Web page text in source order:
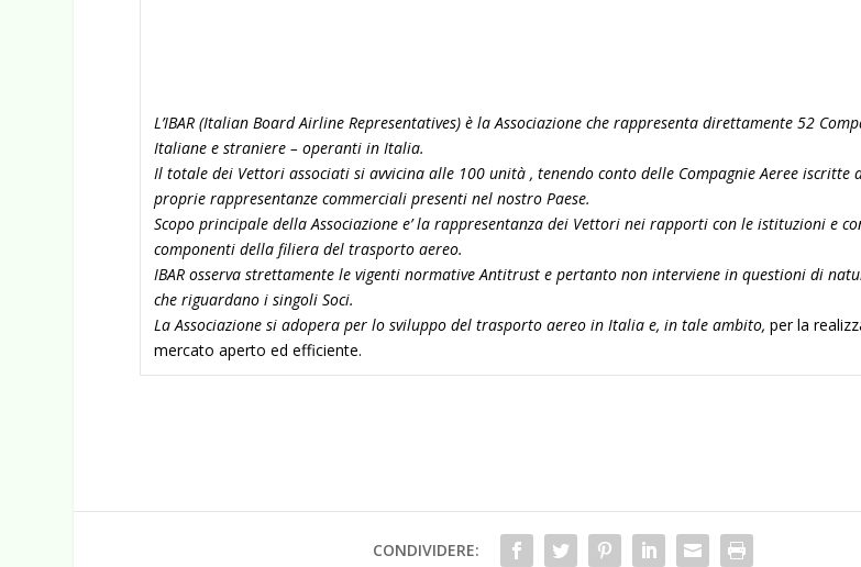
L’IBAR (Italian Board Airline Representatives) è la Associazione che rappresenta direttamente 52
Italiane e straniere – operanti in Italia.
Il totale dei Vettori associati si avvicina alle 100 unità , tenendo conto delle Compagnie Aeree iscritte
proprie rappresentanze commerciali presenti nel nostro Paese.
Scopo principale della Associazione e’ la rappresentanza dei Vettori nei rapporti con le istituzioni e
componenti della filiera del trasporto aereo.
IBAR osserva strettamente le vigenti normative Antitrust e pertanto non interviene in questioni di
che riguardano i singoli Soci.
La Associazione si adopera per lo sviluppo del trasporto aereo in Italia e, in tale ambito, per la
mercato aperto ed efficiente.
CONDIVIDERE: